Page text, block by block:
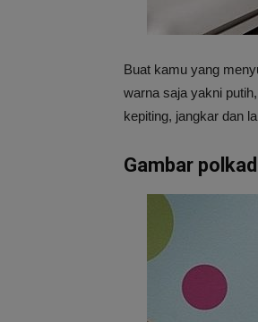
Buat kamu yang
warna saja yakni
kepiting, jangkar dan
Gambar